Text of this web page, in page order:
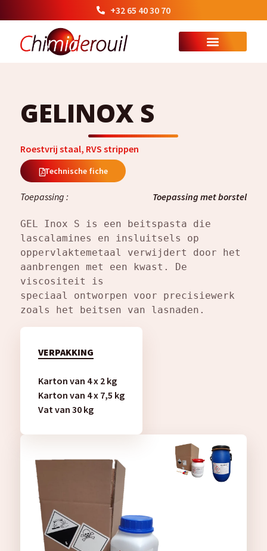
+32 65 40 30 70
GELINOX S
Roestvrij staal, RVS strippen
Technische fiche
Toepassing : Toepassing met borstel
GEL Inox S is een beitspasta die
lascalamines en insluitsels op
oppervlaktemetaal verwijdert door het
aanbrengen met een kwast. De
viscositeit is
speciaal ontworpen voor precisiewerk
zoals het beitsen van lasnaden.
VERPAKKING
Karton van 4 x 2 kg
Karton van 4 x 7,5 kg
Vat van 30 kg